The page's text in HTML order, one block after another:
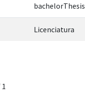
bachelorThesis
Licenciatura
1